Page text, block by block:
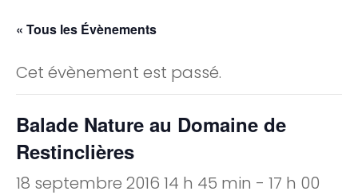
« Tous les Évènements
Cet évènement est passé.
Balade Nature au Domaine de
Restinclières
18 septembre 2016 14 h 45 min - 17 h 00